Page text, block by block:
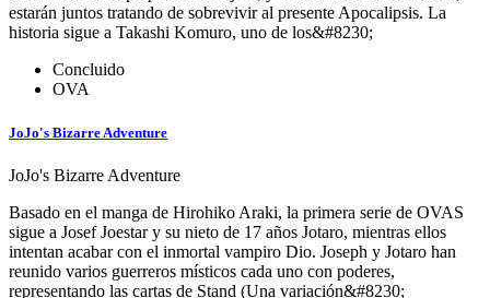
estarán juntos tratando de sobrevivir al presente Apocalipsis. La
historia sigue a Takashi Komuro, uno de los&#8230;
Concluido
OVA
JoJo's Bizarre Adventure
JoJo's Bizarre Adventure
Basado en el manga de Hirohiko Araki, la primera serie de OVAS
sigue a Josef Joestar y su nieto de 17 años Jotaro, mientras ellos
intentan acabar con el inmortal vampiro Dio. Joseph y Jotaro han
reunido varios guerreros místicos cada uno con poderes,
representando las cartas de Stand (Una variación&#8230;